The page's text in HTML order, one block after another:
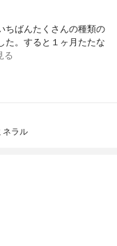
ちばんたくさんの種類の
た。すると１ヶ月たたな
る
ネラル